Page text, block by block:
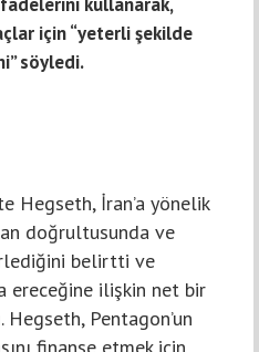
için “yeterli şekilde
söyledi.
Hegseth, İran’a yönelik
doğrultusunda ve
belirtti ve
ereceğine ilişkin net bir
Hegseth, Pentagon’un
finanse etmek için